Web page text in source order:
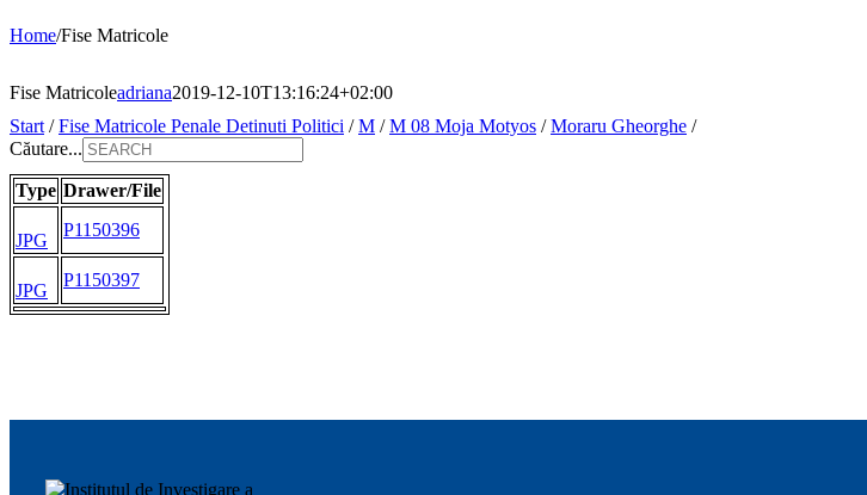
Home/Fise Matricole
Fise Matricoleadriana2019-12-10T13:16:24+02:00
Start /Fise Matricole Penale Detinuti Politici /M /M 08 Moja Motyos /Moraru Gheorghe /
Căutare...
Type Drawer/File
JPG
P1150396
JPG
P1150397